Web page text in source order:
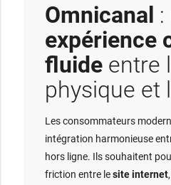
Omnicanal
expérience
fluide entre
physique et
Les consommateurs
intégration harmonieuse
hors ligne. Ils souhaitent
friction entre lesite internet